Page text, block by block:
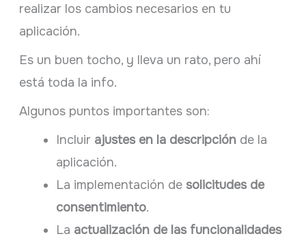
realizar los cambios necesarios en tu
aplicación.
Es un buen tocho, y lleva un rato, pero ahí
está toda la info.
Algunos puntos importantes son:
Incluir ajustes en la descripciónde la
aplicación.
La implementación de solicitudes de
consentimiento.
La actualización de las funcionalidades